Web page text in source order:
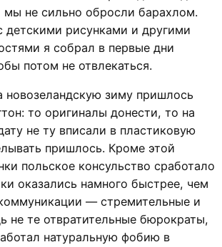
мы не сильно обросли барахлом.
детскими рисунками и другими
я собрал в первые дни
потом не отвлекаться.
новозеландскую зиму пришлось
то оригиналы донести, то на
не ту вписали в пластиковую
пришлось. Кроме этой
польское консульство сработало
оказались намного быстрее, чем
— стремительные и
не те отвратительные бюрократы,
натуральную фобию в